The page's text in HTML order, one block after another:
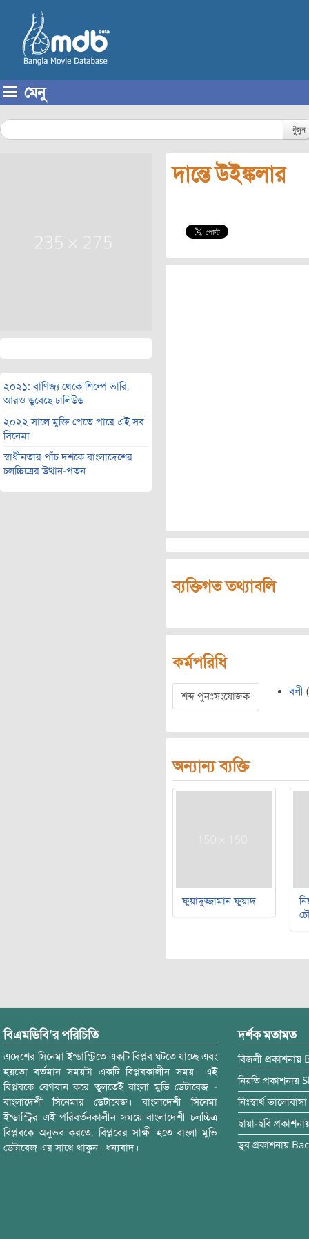
মেনু
খুঁজুন
২০২১: বাণিজ্য থেকে শিল্পে ভারি,
আরও ডুবেছে ঢালিউড
২০২২ সালে মুক্তি পেতে পারে এই সব
সিনেমা
স্বাধীনতার পাঁচ দশকে বাংলাদেশের
চলচ্চিত্রের উত্থান-পতন
দান্তে উইঙ্কলার
ব্যক্তিগত তথ্যাবলি
কর্মপরিধি
শব্দ পুনঃসংযোজক বলী (
অন্যান্য ব্যক্তি
ফুয়াদুজ্জামান ফুয়াদ
বিএমডিবি’র পরিচিতি
এদেশের সিনেমা ইন্ডাস্ট্রিতে একটি বিপ্লব ঘটতে যাচ্ছে এবং
হয়তো বর্তমান সময়টা একটি বিপ্লবকালীন সময়। এই
বিপ্লবকে বেগবান করে তুলতেই বাংলা মুভি ডেটাবেজ -
বাংলাদেশী সিনেমার ডেটাবেজ। বাংলাদেশী সিনেমা
ইন্ডাস্ট্রির এই পরিবর্তনকালীন সময়ে বাংলাদেশী চলচ্চিত্র
বিপ্লবকে অনুভব করতে, বিপ্লবের সাক্ষী হতে বাংলা মুভি
ডেটাবেজ এর সাথে থাকুন। ধন্যবাদ।
দর্শক মতামত
বিজলী প্রকাশনায়
নিয়তি প্রকাশনায়
নিঃস্বার্থ ভালোবাসা
ছায়া-ছবি
ডুব প্রকাশনায়